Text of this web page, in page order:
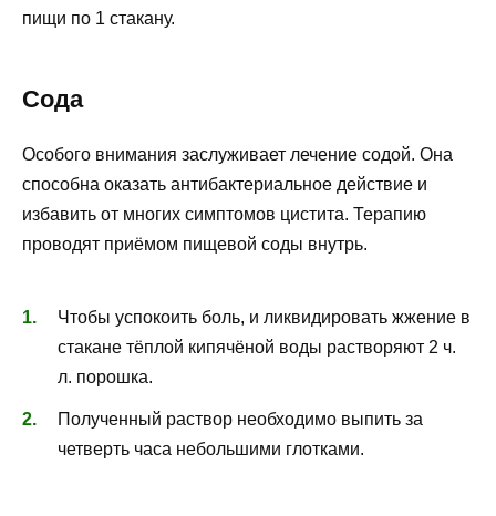
пищи по 1 стакану.
Сода
Особого внимания заслуживает лечение содой. Она
способна оказать антибактериальное действие и
избавить от многих симптомов цистита. Терапию
проводят приёмом пищевой соды внутрь.
Чтобы успокоить боль, и ликвидировать жжение в
стакане тёплой кипячёной воды растворяют 2 ч.
л. порошка.
Полученный раствор необходимо выпить за
четверть часа небольшими глотками.